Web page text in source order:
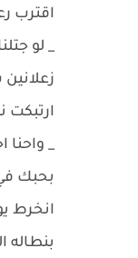
اقترب
_ لو
ارتبكت
_ واحنا
بحبك
انخرط
بنطاله